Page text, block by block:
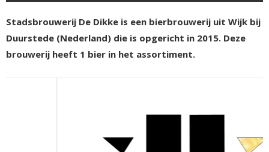
Stadsbrouwerij De Dikke is een bierbrouwerij uit Wijk bij
Duurstede (Nederland) die is opgericht in 2015. Deze
brouwerij heeft 1 bier in het assortiment.